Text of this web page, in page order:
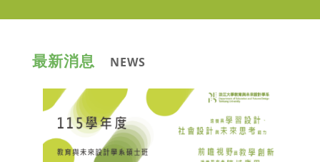
最新消息 NEWS